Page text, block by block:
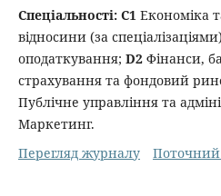
Спеціальності: С1 Економіка
відносини (за
оподаткування; D2 Фінанси,
страхування та фондовий
Публічне управління та
Маркетинг.
Перегляд журналу